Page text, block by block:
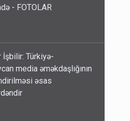
aparatlarının
İşbilir: Türkiyə-
media əməkdaşlığının
əsas